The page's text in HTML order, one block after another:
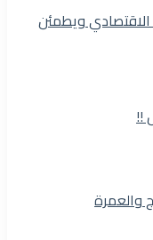
الاقتصادي ويطمئن
!!
والعمرة